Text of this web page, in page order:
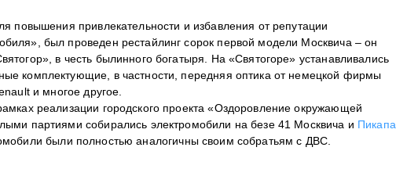
повышения привлекательности и избавления от репутации
был проведен рестайлинг сорок первой модели Москвича – он
в честь былинного богатыря. На «Святогоре» устанавливались
комплектующие, в частности, передняя оптика от немецкой фирмы
и многое другое.
реализации городского проекта «Оздоровление окружающей
партиями собирались электромобили на безе 41 Москвича и Пикапа
были полностью аналогичны своим собратьям с ДВС.